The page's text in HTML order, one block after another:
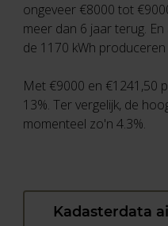
ongeveer €8000 tot
meer dan 6 jaar terug.
de 1170 kWh
Met €9000 en €1241,50
13%. Ter vergelijk, de
momenteel zo'n 4.3%.
Kadasterdata